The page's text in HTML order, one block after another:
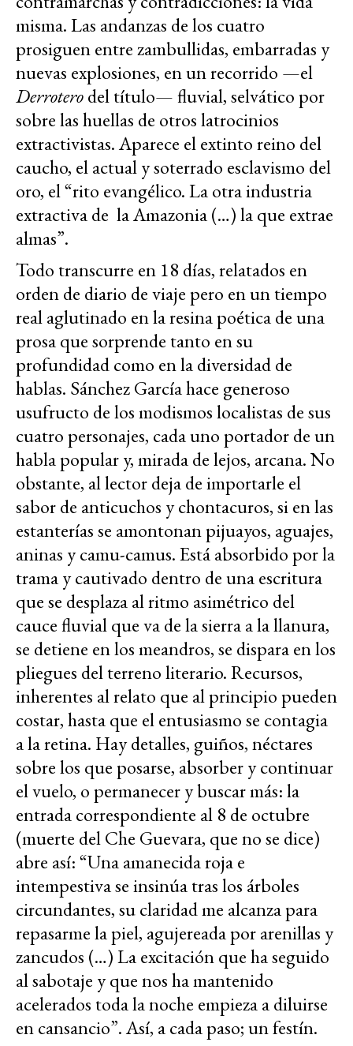
misma. Las andanzas de los cuatro
prosiguen entre zambullidas, embarradas y
nuevas explosiones, en un recorrido —el
Derroterodel título— fluvial, selvático por
sobre las huellas de otros latrocinios
extractivistas. Aparece el extinto reino del
caucho, el actual y soterrado esclavismo del
oro, el “rito evangélico. La otra industria
extractiva de la Amazonia (…) la que extrae
almas”.
Todo transcurre en 18 días, relatados en
orden de diario de viaje pero en un tiempo
real aglutinado en la resina poética de una
prosa que sorprende tanto en su
profundidad como en la diversidad de
hablas. Sánchez García hace generoso
usufructo de los modismos localistas de sus
cuatro personajes, cada uno portador de un
habla popular y, mirada de lejos, arcana. No
obstante, al lector deja de importarle el
sabor de anticuchos y chontacuros, si en las
estanterías se amontonan pijuayos, aguajes,
aninas y camu-camus. Está absorbido por la
trama y cautivado dentro de una escritura
que se desplaza al ritmo asimétrico del
cauce fluvial que va de la sierra a la llanura,
se detiene en los meandros, se dispara en los
pliegues del terreno literario. Recursos,
inherentes al relato que al principio pueden
costar, hasta que el entusiasmo se contagia
a la retina. Hay detalles, guiños, néctares
sobre los que posarse, absorber y continuar
el vuelo, o permanecer y buscar más: la
entrada correspondiente al 8 de octubre
(muerte del Che Guevara, que no se dice)
abre así: “Una amanecida roja e
intempestiva se insinúa tras los árboles
circundantes, su claridad me alcanza para
repasarme la piel, agujereada por arenillas y
zancudos (…) La excitación que ha seguido
al sabotaje y que nos ha mantenido
acelerados toda la noche empieza a diluirse
en cansancio”. Así, a cada paso; un festín.